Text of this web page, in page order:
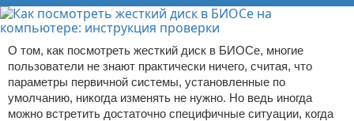
О том, как посмотреть жесткий диск в БИОСе, многие
пользователи не знают практически ничего, считая, что
параметры первичной системы, установленные по
умолчанию, никогда изменять не нужно. Но ведь иногда
можно встретить достаточно специфичные ситуации, когда